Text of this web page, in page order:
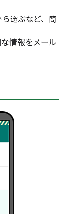
選ぶなど、簡
情報をメール